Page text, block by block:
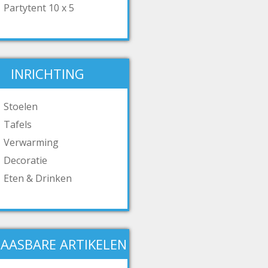
Partytent 10 x 5
INRICHTING
Stoelen
Tafels
Verwarming
Decoratie
Eten & Drinken
ARTIKELEN